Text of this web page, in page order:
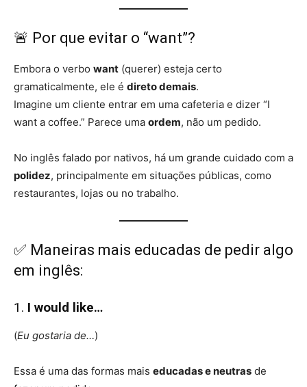
🚨 Por que evitar o “want”?
Embora o verbo want (querer) esteja certo
gramaticalmente, ele é direto demais.
Imagine um cliente entrar em uma cafeteria e dizer “I
want a coffee.” Parece uma ordem, não um pedido.
No inglês falado por nativos, há um grande cuidado com a
polidez, principalmente em situações públicas, como
restaurantes, lojas ou no trabalho.
✅ Maneiras mais educadas de pedir algo
em inglês:
1. I would like…
(Eu gostaria de…)
Essa é uma das formas mais educadas e neutras de